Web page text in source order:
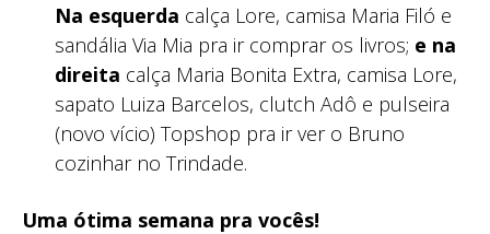
Na esquerda calça Lore, camisa Maria Filó e
sandália Via Mia pra ir comprar os livros; e na
direita calça Maria Bonita Extra, camisa Lore,
sapato Luiza Barcelos, clutch Adô e pulseira
(novo vício) Topshop pra ir ver o Bruno
cozinhar no Trindade.
Uma ótima semana pra vocês!